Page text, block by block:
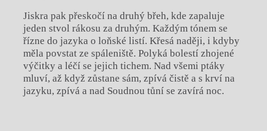
Jiskra pak přeskočí na druhý břeh, kde zapaluje
jeden stvol rákosu za druhým. Každým tónem se
řízne do jazyka o loňské listí. Křesá naději, i kdyby
měla povstat ze spáleniště. Polyká bolestí zhojené
výčitky a léčí se jejich tichem. Nad všemi ptáky
mluví, až když zůstane sám, zpívá čistě a s krví na
jazyku, zpívá a nad Soudnou tůní se zavírá noc.